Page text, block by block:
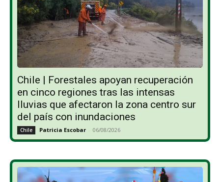
Chile | Forestales apoyan recuperación
en cinco regiones tras las intensas
lluvias que afectaron la zona centro sur
del país con inundaciones
Chile Patricia Escobar - 06/08/2026